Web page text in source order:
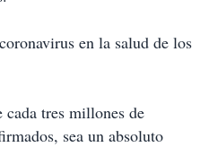
en la salud de los
cada tres millones de
sea un absoluto